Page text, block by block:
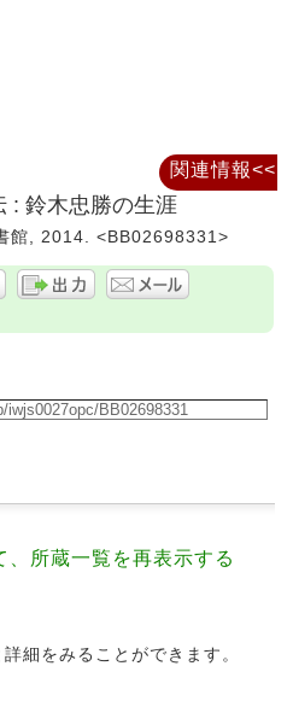
: 鈴木忠勝の生涯
館, 2014. <BB02698331>
所蔵一覧を再表示する
細をみることができます。
関連情報<<